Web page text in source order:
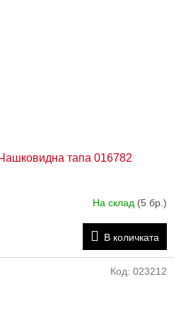
тапа 016782
На склад (5 бр.)
В количката
Код: 023212